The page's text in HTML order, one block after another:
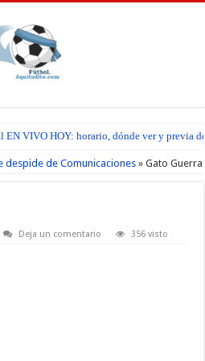
VIVO HOY: horario, dónde ver y previa
despide de Comunicaciones » Gato Guerra
Deja un comentario 356 visto